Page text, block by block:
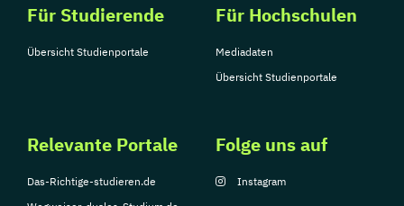
Für Studierende
Übersicht Studienportale
Für Hochschulen
Mediadaten
Übersicht Studienportale
Relevante Portale
Das-Richtige-studieren.de
Folge uns auf
Instagram